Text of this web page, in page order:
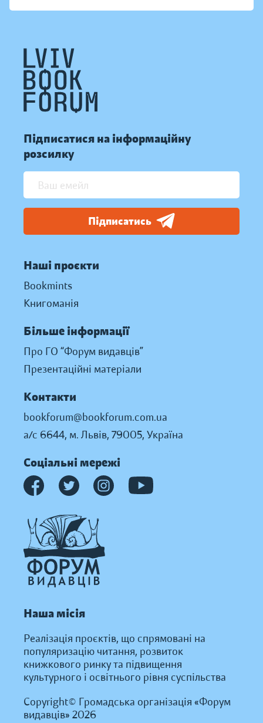
Підписатися на інформаційну
розсилку
Підписатись
Наші проєкти
Bookmints
Книгоманія
Більше інформації
Про ГО “Форум видавців”
Презентаційні матеріали
Контакти
bookforum@bookforum.com.ua
а/с 6644, м. Львів, 79005, Україна
Соціальні мережі
Наша місія
Реалізація проєктів, що спрямовані на
популяризацію читання, розвиток
книжкового ринку та підвищення
культурного і освітнього рівня суспільства
Copyright© Громадська організація «Форум
видавців» 2026